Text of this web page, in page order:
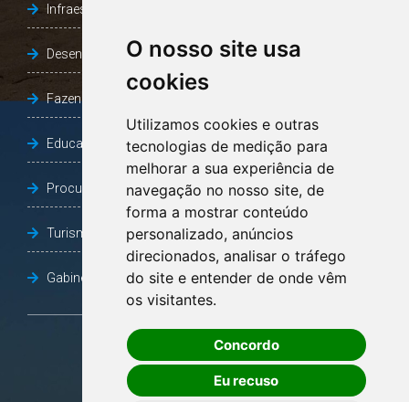
O nosso site usa
cookies
Utilizamos cookies e outras
tecnologias de medição para
melhorar a sua experiência de
navegação no nosso site, de
forma a mostrar conteúdo
personalizado, anúncios
direcionados, analisar o tráfego
do site e entender de onde vêm
os visitantes.
Concordo
Eu recuso
Infraestrutura, Agricultura e Meio Ambiente
Desenvolvimento Social
Fazenda e Desenvolvimento Econômico
Educação
Procuradoria Geral do Município
Turismo, Desporto e Cultura
Gabinete Vice-Prefeito
OUVIDORIA